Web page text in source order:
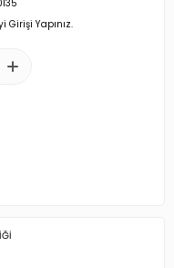
Girişi Yapınız.